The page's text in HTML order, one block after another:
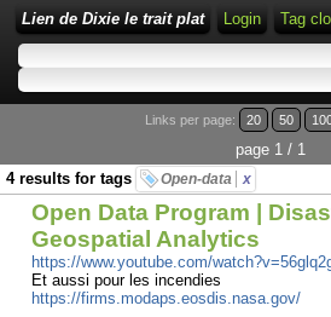
Lien de Dixie le trait plat Login Tag
Links per page: 20 50
page 1 / 1
4 results for tags
Open-data x
Open Data Program |
Geospatial Analytics
https://www.youtube.com/
Et aussi pour les incendies
https://firms.modaps.eosdis.nasa.gov/